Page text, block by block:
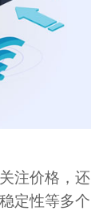
注价格，还
定性等多个